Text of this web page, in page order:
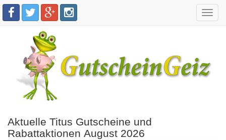
Aktuelle Titus Gutscheine und
Rabattaktionen August 2026